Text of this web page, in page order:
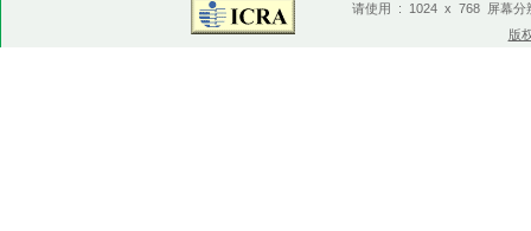
请使用 : 1024 x 768 屏幕分
版